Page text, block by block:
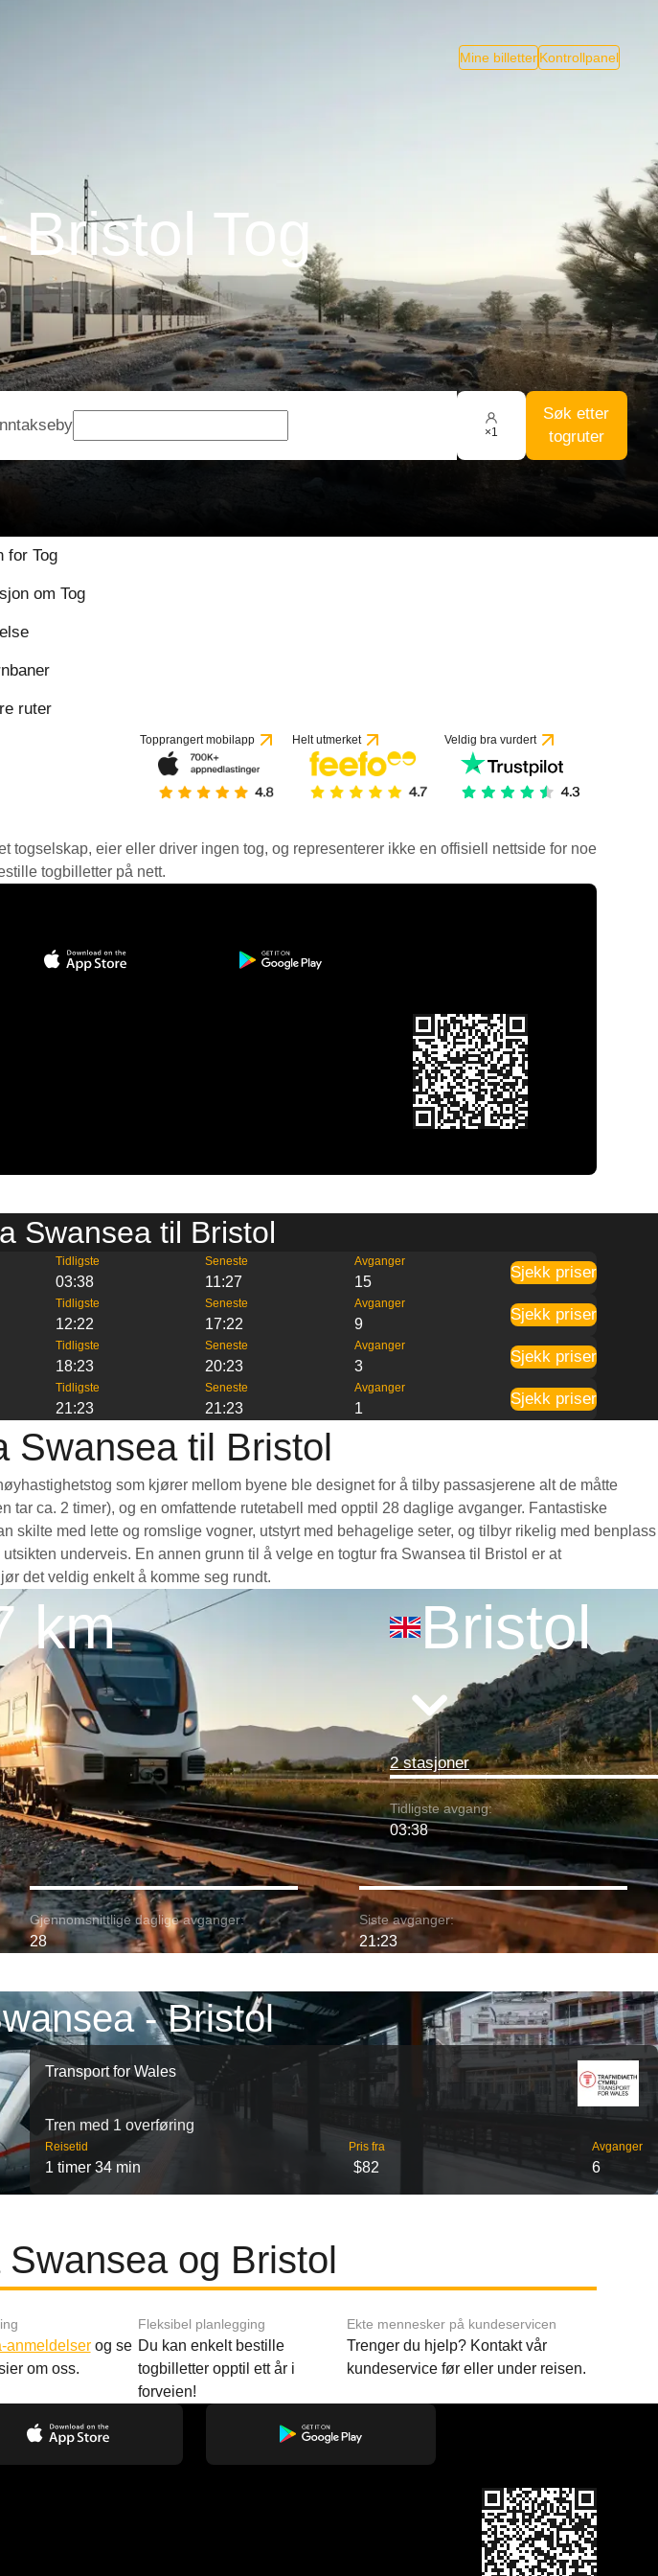
Mine billetterKontrollpanel
Bristol Tog
×1
Søk etter
togruter
for Tog
om Tog
ruter
Topprangert mobilapp Helt utmerket Veldig bra vurdert
eier eller driver ingen tog, og representerer ikke en offisiell nettside for noe
togbilletter på nett.
Swansea til Bristol
Tidligste
03:38
Seneste
11:27
Avganger
15
Sjekk priser
Tidligste
12:22
Seneste
17:22
Avganger
9
Sjekk priser
Tidligste
18:23
Seneste
20:23
Avganger
3
Sjekk priser
Tidligste
21:23
Seneste
21:23
Avganger
1
Sjekk priser
Swansea til Bristol
som kjører mellom byene ble designet for å tilby passasjerene alt de måtte
ca. 2 timer), og en omfattende rutetabell med opptil 28 daglige avganger. Fantastiske
med lette og romslige vogner, utstyrt med behagelige seter, og tilbyr rikelig med benplass
underveis. En annen grunn til å velge en togtur fra Swansea til Bristol er at
det veldig enkelt å komme seg rundt.
km Bristol
2 stasjoner
Tidligste avgang:
03:38
Gjennomsnittlige daglige avganger:
28
Siste avganger:
21:23
- Bristol
Transport for Wales
Tren med 1 overføring
Reisetid
1 timer 34 min
Pris fra
$82
Avganger
6
og Bristol
anmeldelserog se
om oss.
Fleksibel planlegging
Du kan enkelt bestille
togbilletter opptil ett år i
forveien!
Ekte mennesker på kundeservicen
Trenger du hjelp? Kontakt vår
kundeservice før eller under reisen.